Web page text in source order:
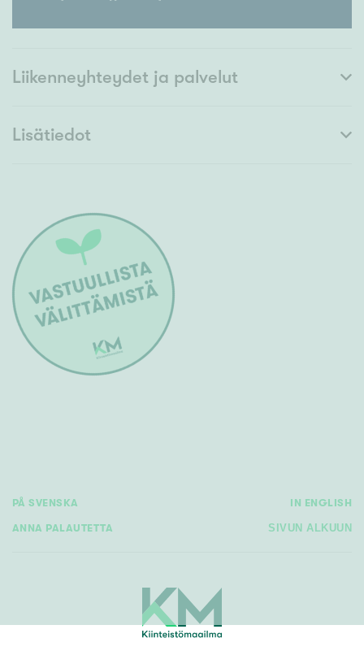
Liikenneyhteydet ja palvelut
Lisätiedot
PÅ SVENSKA IN ENGLISH
ANNA PALAUTETTA SIVUN ALKUUN